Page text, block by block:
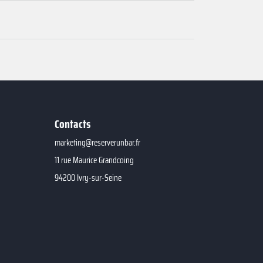
Contacts
marketing@reserverunbar.fr
11 rue Maurice Grandcoing
94200 Ivry-sur-Seine